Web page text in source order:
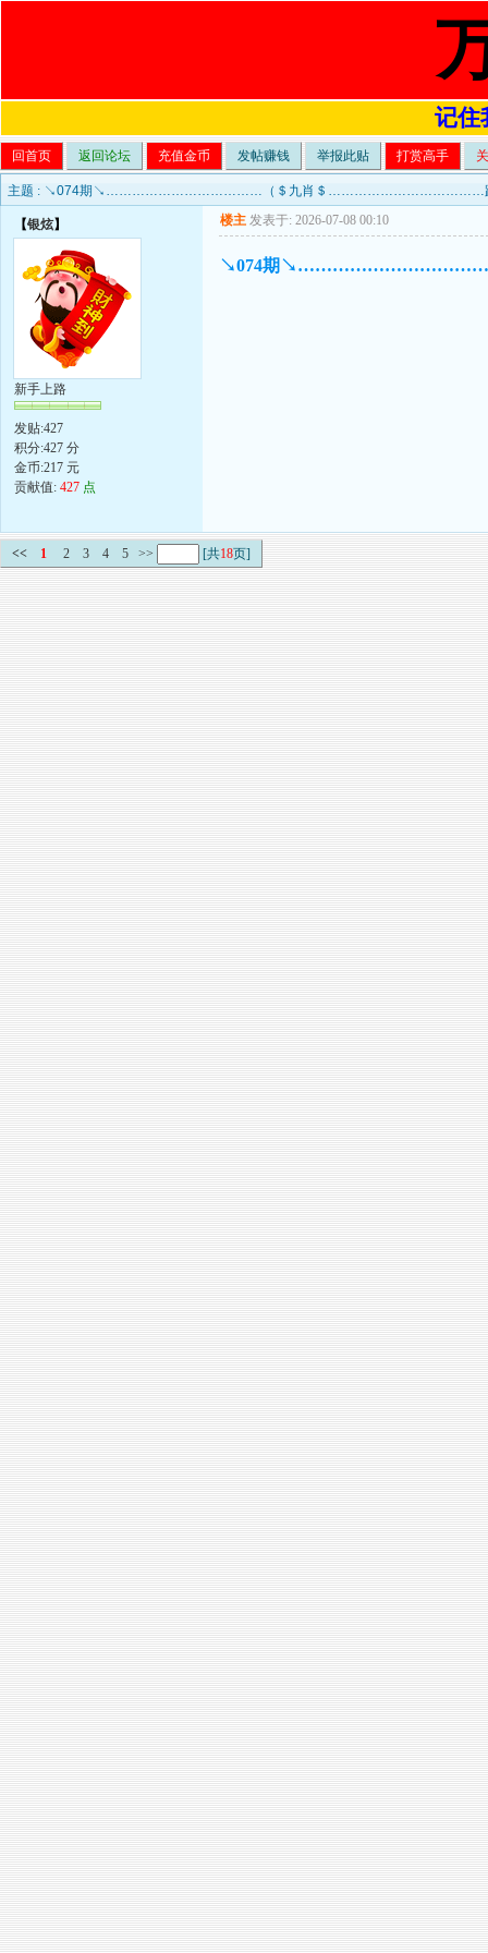
记住
回首页 返回论坛 充值金币 发帖赚钱 举报此贴 打赏高手
主题 : ↘074期↘………………………………（＄九肖＄………………………………跟踪
【银炫】
新手上路
发贴:427
积分:427 分
金币:217 元
贡献值: 427 点
楼主 发表于: 2026-07-08 00:10
↘074期↘………………………………
<< 1 2 3 4 5 >> [共18页]